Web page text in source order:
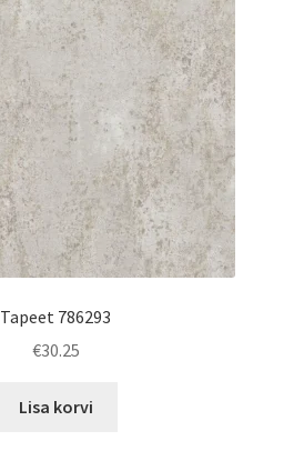
Tapeet 786293
€30.25
Lisa korvi